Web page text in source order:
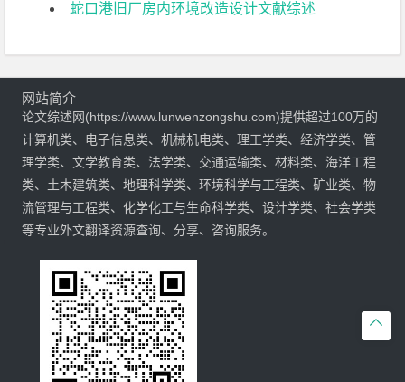
蛇口港旧厂房内环境改造设计文献综述

网站简介
论文综述网(https://www.lunwenzongshu.com)提供超过100万的
计算机类、电子信息类、机械机电类、理工学类、经济学类、管
理学类、文学教育类、法学类、交通运输类、材料类、海洋工程
类、土木建筑类、地理科学类、环境科学与工程类、矿业类、物
流管理与工程类、化学化工与生命科学类、设计学类、社会学类
等专业外文翻译资源查询、分享、咨询服务。